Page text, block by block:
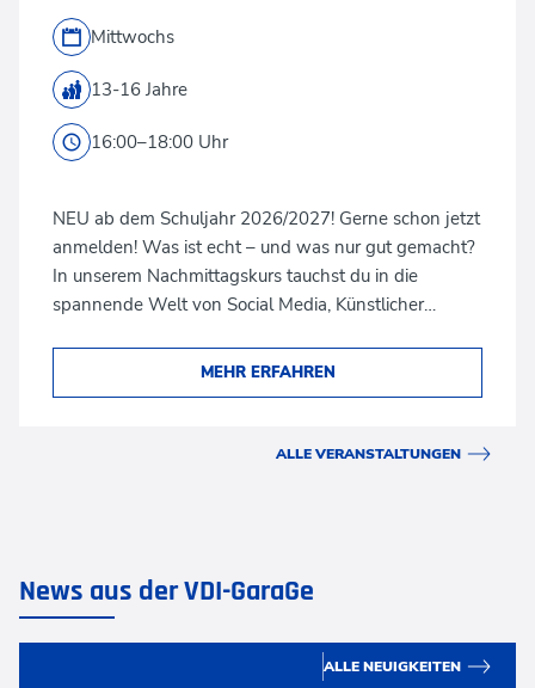
Mittwochs
13-16 Jahre
16:00–18:00 Uhr
NEU ab dem Schuljahr 2026/2027! Gerne schon jetzt
anmelden! Was ist echt – und was nur gut gemacht?
In unserem Nachmittagskurs tauchst du in die
spannende Welt von Social Media, Künstlicher…
MEHR ERFAHREN
ALLE VERANSTALTUNGEN
News aus der VDI-GaraGe
ALLE NEUIGKEITEN